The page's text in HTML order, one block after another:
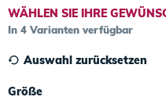
WÄHLEN SIE IHRE
In 4 Varianten verfügbar
Auswahl zurücksetzen
Größe